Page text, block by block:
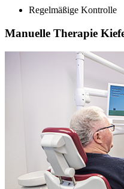
Regelmäßige Kontrolle
Manuelle Therapie